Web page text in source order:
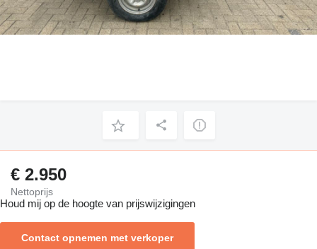
€ 2.950
Nettoprijs
Houd mij op de hoogte van prijswijzigingen
Contact opnemen met verkoper